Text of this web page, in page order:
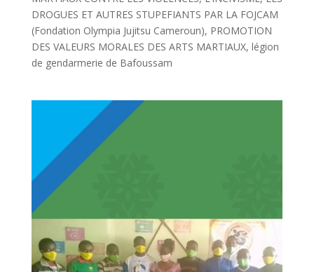
DROGUES ET AUTRES STUPEFIANTS PAR LA FOJCAM
(Fondation Olympia Jujitsu Cameroun), PROMOTION
DES VALEURS MORALES DES ARTS MARTIAUX, légion
de gendarmerie de Bafoussam